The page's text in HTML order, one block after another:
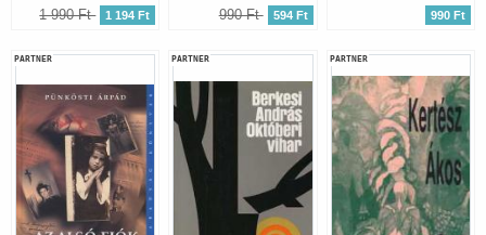
1 990 Ft 1 194 Ft 990 Ft 594 Ft 990 Ft
PARTNER PARTNER PARTNER